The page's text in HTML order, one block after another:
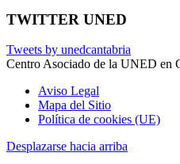
TWITTER UNED
Tweets by unedcantabria
Centro Asociado de la UNED en
Aviso Legal
Mapa del Sitio
Política de cookies (UE)
Desplazarse hacia arriba